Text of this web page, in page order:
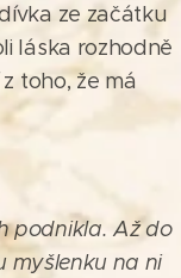
ze začátku
láska rozhodně
toho, že má
podnikla. Až do
myšlenku na ni